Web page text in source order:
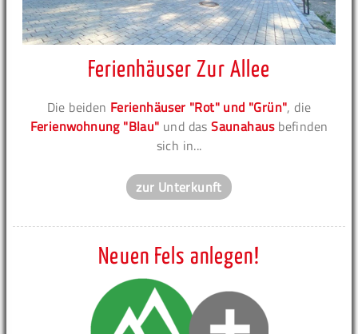
Ferienhäuser Zur Allee
Die beiden Ferienhäuser "Rot" und "Grün", die
Ferienwohnung "Blau" und dasSaunahausbefinden
sich in...
zur Unterkunft
Neuen Fels anlegen!